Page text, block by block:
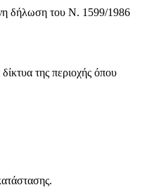
δήλωση του Ν. 1599/1986
της περιοχής όπου